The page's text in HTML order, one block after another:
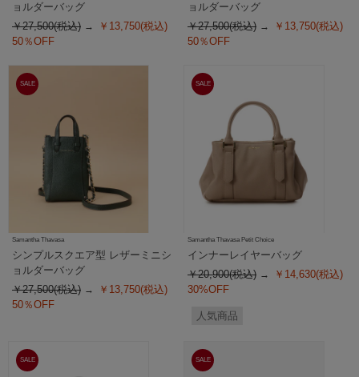
ョルダーバッグ
￥27,500(税込)
￥13,750(税込)
50％OFF
ョルダーバッグ
￥27,500(税込)
￥13,750(税込)
50％OFF
SALE
Samantha Thavasa
シンプルスクエア型 レザーミニシ
ョルダーバッグ
￥27,500(税込)
￥13,750(税込)
50％OFF
SALE
Samantha Thavasa Petit Choice
インナーレイヤーバッグ
￥20,900(税込)
￥14,630(税込)
30%OFF
人気商品
SALE SALE